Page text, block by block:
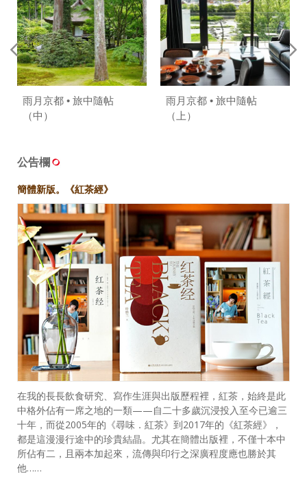
餐桌週記
享樂隨手拍
照相簿
影音區
歷史區
關於Yilan
個人著作
活動實況記錄
媒體報導一覽
合作與代言
訂閱電子報
雨月京都 • 旅中隨帖
（中）
雨月京都 • 旅中隨帖
（上）
公告欄
簡體新版。《紅茶經》
在我的長長飲食研究、寫作生涯與出版歷程裡，紅茶，始終是此
中格外佔有一席之地的一類——自二十多歲沉浸投入至今已逾三
十年，而從2005年的《尋味．紅茶》到2017年的《紅茶經》，
都是這漫漫行途中的珍貴結晶。尤其在簡體出版裡，不僅十本中
所佔有二，且兩本加起來，流傳與印行之深廣程度應也勝於其
他……